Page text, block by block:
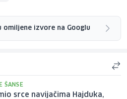
omiljene izvore na Googlu
ŠANSE
srce navijačima Hajduka,